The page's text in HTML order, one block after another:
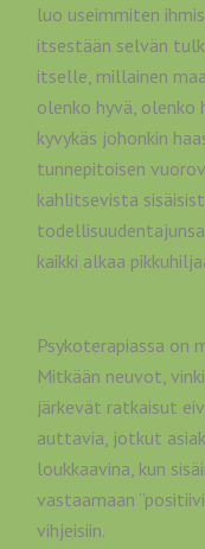
luo useimmiten
itsestään selvän
itselle, millainen
olenko hyvä, olenko
kyvykäs johonkin
tunnepitoisen
kahlitsevista
kaikki alkaa
Psykoterapiassa on
Mitkään neuvot,
järkevät ratkaisut
auttavia, jotkut
loukkaavina, kun
vastaamaan
vihjeisiin.